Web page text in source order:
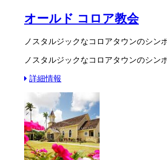
オールド コロア教会
ノスタルジックなコロアタウンのシン
ノスタルジックなコロアタウンのシン
詳細情報